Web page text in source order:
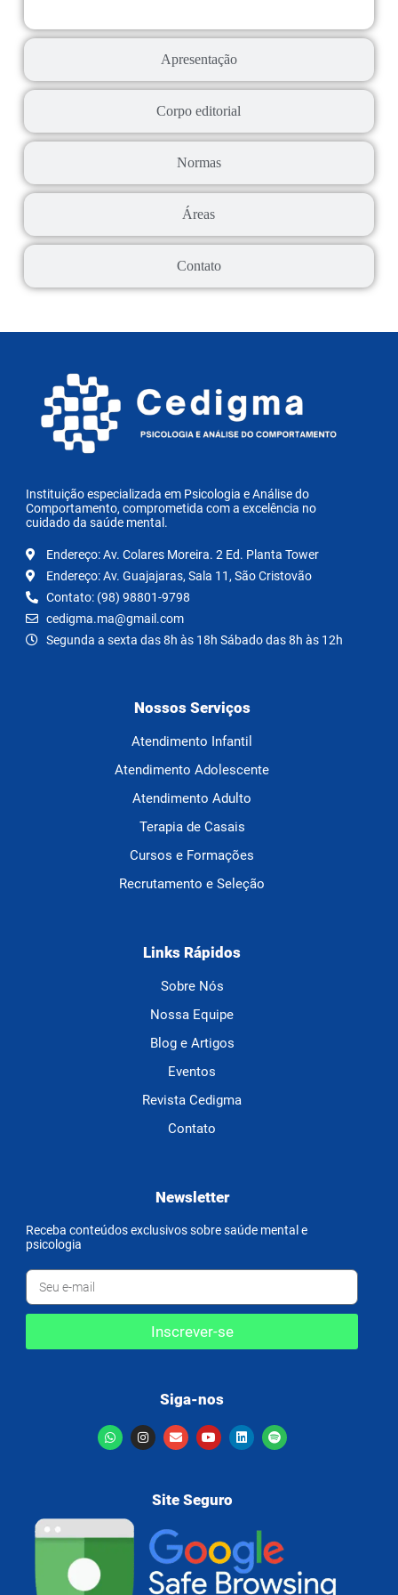
Apresentação
Corpo editorial
Normas
Áreas
Contato
Instituição especializada em Psicologia e Análise do
Comportamento, comprometida com a excelência no
cuidado da saúde mental.
Endereço: Av. Colares Moreira. 2 Ed. Planta Tower
Endereço: Av. Guajajaras, Sala 11, São Cristovão
Contato: (98) 98801-9798
cedigma.ma@gmail.com
Segunda a sexta das 8h às 18h Sábado das 8h às 12h
Nossos Serviços
Atendimento Infantil
Atendimento Adolescente
Atendimento Adulto
Terapia de Casais
Cursos e Formações
Recrutamento e Seleção
Links Rápidos
Sobre Nós
Nossa Equipe
Blog e Artigos
Eventos
Revista Cedigma
Contato
Newsletter
Receba conteúdos exclusivos sobre saúde mental e
psicologia
Inscrever-se
Siga-nos
Site Seguro